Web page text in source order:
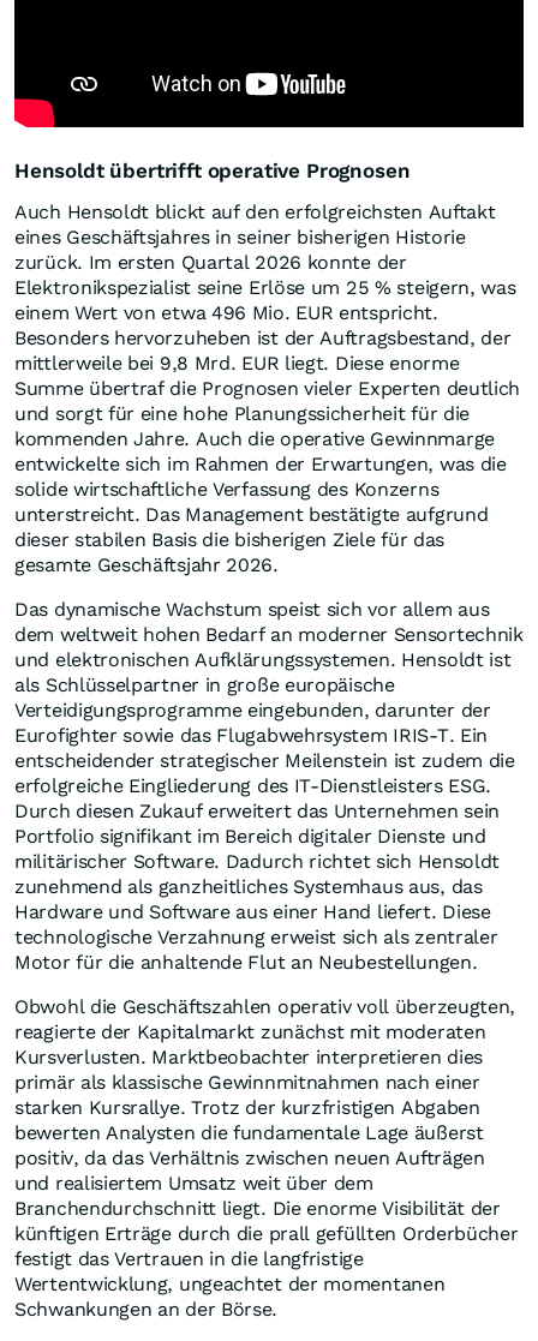
Hensoldt übertrifft operative Prognosen
Auch Hensoldt blickt auf den erfolgreichsten Auftakt
eines Geschäftsjahres in seiner bisherigen Historie
zurück. Im ersten Quartal 2026 konnte der
Elektronikspezialist seine Erlöse um 25 % steigern, was
einem Wert von etwa 496 Mio. EUR entspricht.
Besonders hervorzuheben ist der Auftragsbestand, der
mittlerweile bei 9,8 Mrd. EUR liegt. Diese enorme
Summe übertraf die Prognosen vieler Experten deutlich
und sorgt für eine hohe Planungssicherheit für die
kommenden Jahre. Auch die operative Gewinnmarge
entwickelte sich im Rahmen der Erwartungen, was die
solide wirtschaftliche Verfassung des Konzerns
unterstreicht. Das Management bestätigte aufgrund
dieser stabilen Basis die bisherigen Ziele für das
gesamte Geschäftsjahr 2026.
Das dynamische Wachstum speist sich vor allem aus
dem weltweit hohen Bedarf an moderner Sensortechnik
und elektronischen Aufklärungssystemen. Hensoldt ist
als Schlüsselpartner in große europäische
Verteidigungsprogramme eingebunden, darunter der
Eurofighter sowie das Flugabwehrsystem IRIS-T. Ein
entscheidender strategischer Meilenstein ist zudem die
erfolgreiche Eingliederung des IT-Dienstleisters ESG.
Durch diesen Zukauf erweitert das Unternehmen sein
Portfolio signifikant im Bereich digitaler Dienste und
militärischer Software. Dadurch richtet sich Hensoldt
zunehmend als ganzheitliches Systemhaus aus, das
Hardware und Software aus einer Hand liefert. Diese
technologische Verzahnung erweist sich als zentraler
Motor für die anhaltende Flut an Neubestellungen.
Obwohl die Geschäftszahlen operativ voll überzeugten,
reagierte der Kapitalmarkt zunächst mit moderaten
Kursverlusten. Marktbeobachter interpretieren dies
primär als klassische Gewinnmitnahmen nach einer
starken Kursrallye. Trotz der kurzfristigen Abgaben
bewerten Analysten die fundamentale Lage äußerst
positiv, da das Verhältnis zwischen neuen Aufträgen
und realisiertem Umsatz weit über dem
Branchendurchschnitt liegt. Die enorme Visibilität der
künftigen Erträge durch die prall gefüllten Orderbücher
festigt das Vertrauen in die langfristige
Wertentwicklung, ungeachtet der momentanen
Schwankungen an der Börse.